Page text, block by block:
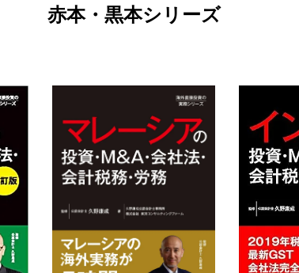
赤本・黒本シリーズ